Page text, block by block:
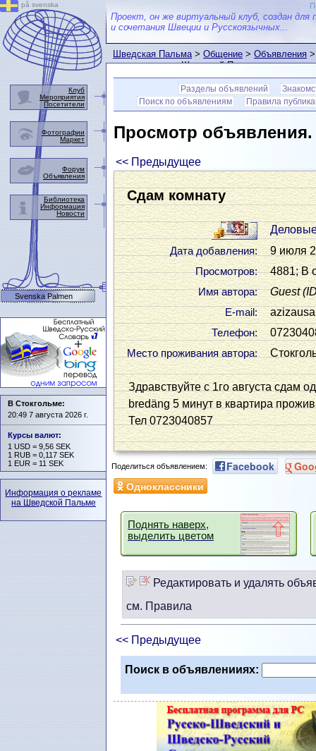
Проект, он же виртуальный клуб, создан для
и сочетания Швеции и Русскоязычных...
Шведская Пальма>Общение>Объявления>
пользователем Шведской Пальмы
Разделы объявлений
Поиск по объявлениям
Правила
Просмотр
<< Предыдущее
Сдам комнату
Дата добавления: 9 июля
Просмотров: 4881; В
Имя автора: Guest
Е-mail:
Телефон:
Место проживания автора:
Здравствуйте с 1го августа сдам
bredäng 5 минут в квартира
Тел 0723040857
Поделиться объявлением: Facebook
Одноклассники
Поднять наверх,
выделить цветом
Редактировать и удалять
см. Правила
<< Предыдущее
Поиск в объявленииях:
på svenska
Клуб
Мероприятия
Посетители
Фотографии
Маркет
Форум
Объявления
Библиотека
Информация
Новости
Svenska Palmen
В Стокгольме:
20:49 7 августа 2026 г.
Курсы валют:
1 USD = 9,56 SEK
1 RUB = 0,117 SEK
1 EUR = 11 SEK
Информация о рекламе
на Шведской Пальме